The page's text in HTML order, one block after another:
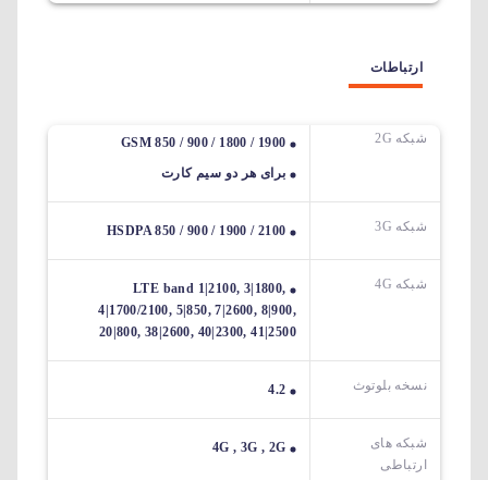
ارتباطات
شبکه 2G
GSM 850 / 900 / 1800 / 1900
برای هر دو سیم کارت
شبکه 3G HSDPA 850 / 900 / 1900 / 2100
شبکه 4G
LTE band 1|2100, 3|1800,
4|1700/2100, 5|850, 7|2600, 8|900,
20|800, 38|2600, 40|2300, 41|2500
نسخه بلوتوث 4.2
شبکه های
ارتباطی
4G , 3G , 2G